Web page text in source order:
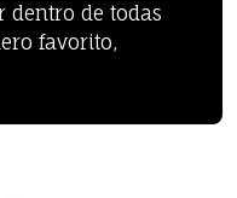
dentro de todas
favorito,